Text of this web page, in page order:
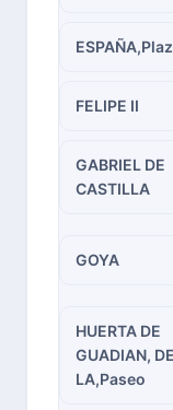
FELIPE II
GABRIEL DE
CASTILLA
GOYA
HUERTA DE
GUADIAN, DE
LA,Paseo